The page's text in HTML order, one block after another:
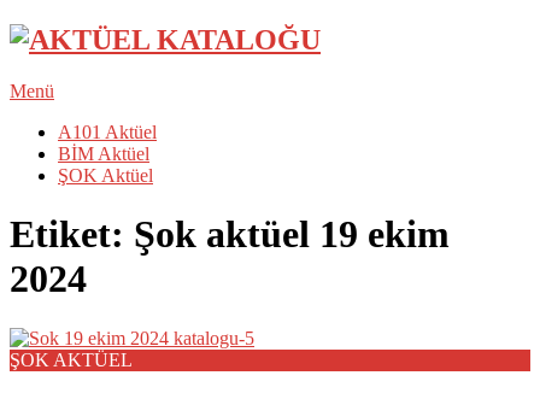
Menü
A101 Aktüel
BİM Aktüel
ŞOK Aktüel
Etiket: Şok aktüel 19 ekim
2024
ŞOK AKTÜEL